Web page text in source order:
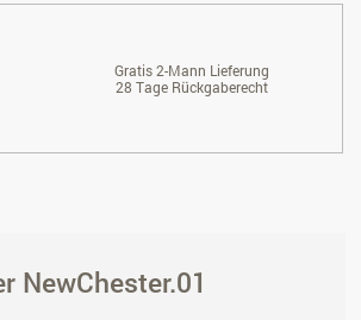
Gratis 2-Mann Lieferung
28 Tage Rückgaberecht
NewChester.01